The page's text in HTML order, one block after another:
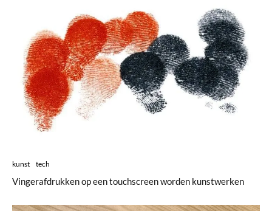
kunst tech
Vingerafdrukken op een touchscreen worden kunstwerken